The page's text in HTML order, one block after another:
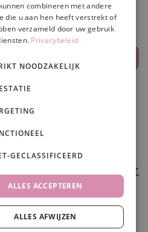
winkelwagen
of korting
combineren met andere
die u aan hen heeft verstrekt of
verzameld door uw gebruik
Privacybeleid
NOODZAKELIJK
GECLASSIFICEERD
ALLES ACCEPTEREN
ALLES AFWIJZEN